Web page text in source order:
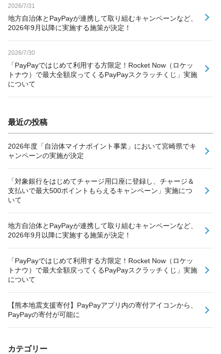
2026/7/31
地方自治体とPayPayが連携して取り組むキャンペーンなど、
2026年9月以降に実施する施策が決定！
2026/7/30
「PayPayではじめて利用する方限定！Rocket Now（ロケッ
トナウ）で最大全額戻ってくるPayPayスクラッチくじ」実施
について
最近の投稿
2026年度「自治体マイナポイント事業」において宮崎県でキ
ャンペーンの実施が決定
「対象銀行をはじめてチャージ用口座に登録し、チャージ＆
支払いで最大500ポイントもらえるキャンペーン」実施につ
いて
地方自治体とPayPayが連携して取り組むキャンペーンなど、
2026年9月以降に実施する施策が決定！
「PayPayではじめて利用する方限定！Rocket Now（ロケッ
トナウ）で最大全額戻ってくるPayPayスクラッチくじ」実施
について
【熊本地震支援寄付】PayPayアプリ内の寄付アイコンから、
PayPayの寄付が可能に
カテゴリー